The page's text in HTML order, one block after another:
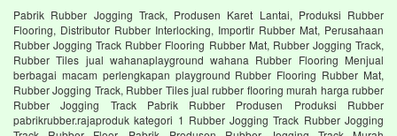
Pabrik Rubber Jogging Track, Produsen Karet Lantai, Produksi Rubber
Flooring, Distributor Rubber Interlocking, Importir Rubber Mat, Perusahaan
Rubber Jogging Track Rubber Flooring Rubber Mat, Rubber Jogging Track,
Rubber Tiles jual wahanaplayground wahana Rubber Flooring Menjual
berbagai macam perlengkapan playground Rubber Flooring Rubber Mat,
Rubber Jogging Track, Rubber Tiles jual rubber flooring murah harga rubber
Rubber Jogging Track Pabrik Rubber Produsen Produksi Rubber
pabrikrubber.rajaproduk kategori 1 Rubber Jogging Track Rubber Jogging